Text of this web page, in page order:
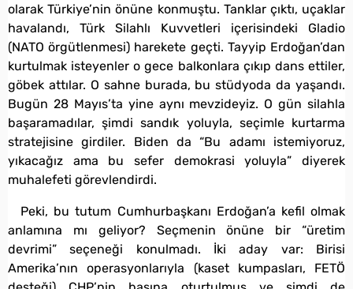
olarak Türkiye’nin önüne konmuştu. Tanklar çıktı, uçaklar
havalandı, Türk Silahlı Kuvvetleri içerisindeki Gladio
(NATO örgütlenmesi) harekete geçti. Tayyip Erdoğan’dan
kurtulmak isteyenler o gece balkonlara çıkıp dans ettiler,
göbek attılar. O sahne burada, bu stüdyoda da yaşandı.
Bugün 28 Mayıs’ta yine aynı mevzideyiz. O gün silahla
başaramadılar, şimdi sandık yoluyla, seçimle kurtarma
stratejisine girdiler. Biden da “Bu adamı istemiyoruz,
yıkacağız ama bu sefer demokrasi yoluyla” diyerek
muhalefeti görevlendirdi.
Peki, bu tutum Cumhurbaşkanı Erdoğan’a kefil olmak
anlamına mı geliyor? Seçmenin önüne bir “üretim
devrimi” seçeneği konulmadı. İki aday var: Birisi
Amerika’nın operasyonlarıyla (kaset kumpasları, FETÖ